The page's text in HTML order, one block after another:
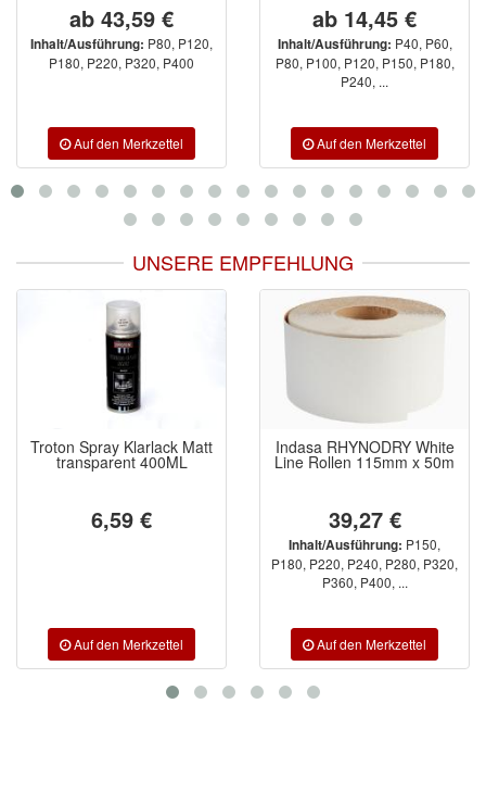
ab 43,59 €
Inhalt/Ausführung: P80, P120,
P180, P220, P320, P400
ab 14,45 €
Inhalt/Ausführung: P40, P60,
P80, P100, P120, P150, P180,
P240, ...
UNSERE EMPFEHLUNG
Troton Spray Klarlack Matt
transparent 400ML
6,59 €
Indasa RHYNODRY White
Line Rollen 115mm x 50m
39,27 €
Inhalt/Ausführung: P150,
P180, P220, P240, P280, P320,
P360, P400, ...